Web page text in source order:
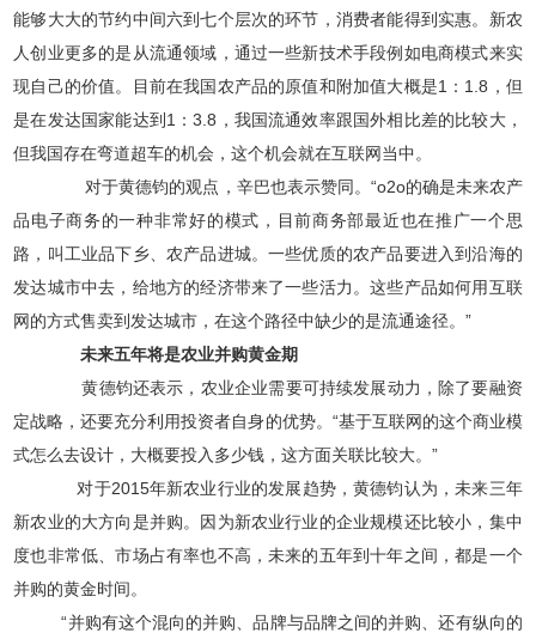
能够大大的节约中间六到七个层次的环节，消费者能得到实惠。新农
人创业更多的是从流通领域，通过一些新技术手段例如电商模式来实
现自己的价值。目前在我国农产品的原值和附加值大概是1：1.8，但
是在发达国家能达到1：3.8，我国流通效率跟国外相比差的比较大，
但我国存在弯道超车的机会，这个机会就在互联网当中。
对于黄德钧的观点，辛巴也表示赞同。“o2o的确是未来农产
品电子商务的一种非常好的模式，目前商务部最近也在推广一个思
路，叫工业品下乡、农产品进城。一些优质的农产品要进入到沿海的
发达城市中去，给地方的经济带来了一些活力。这些产品如何用互联
网的方式售卖到发达城市，在这个路径中缺少的是流通途径。”
未来五年将是农业并购黄金期
黄德钧还表示，农业企业需要可持续发展动力，除了要融资
定战略，还要充分利用投资者自身的优势。“基于互联网的这个商业模
式怎么去设计，大概要投入多少钱，这方面关联比较大。”
对于2015年新农业行业的发展趋势，黄德钧认为，未来三年
新农业的大方向是并购。因为新农业行业的企业规模还比较小，集中
度也非常低、市场占有率也不高，未来的五年到十年之间，都是一个
并购的黄金时间。
“并购有这个混向的并购、品牌与品牌之间的并购、还有纵向的